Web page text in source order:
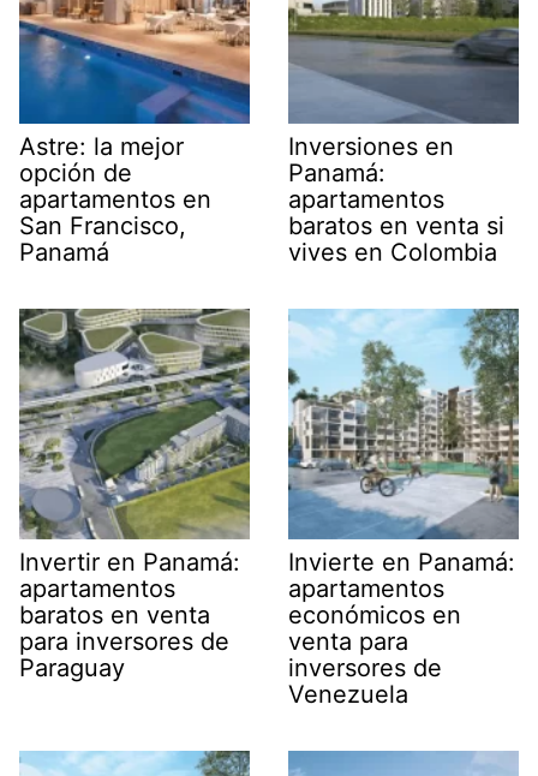
Astre: la mejor
opción de
apartamentos en
San Francisco,
Panamá
Inversiones en
Panamá:
apartamentos
baratos en venta si
vives en Colombia
Invertir en Panamá:
apartamentos
baratos en venta
para inversores de
Paraguay
Invierte en Panamá:
apartamentos
económicos en
venta para
inversores de
Venezuela